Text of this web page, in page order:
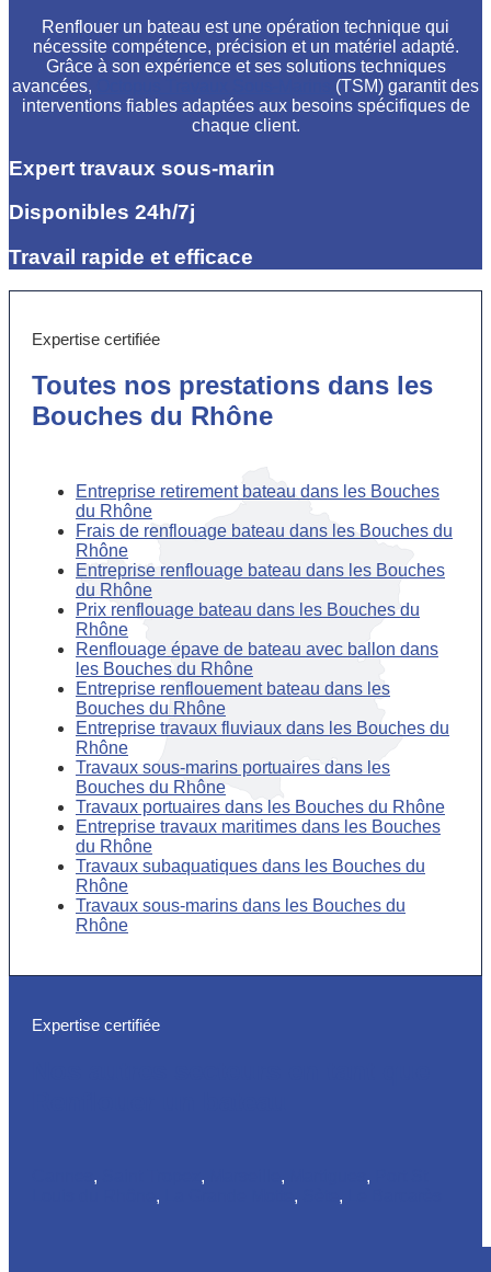
Renflouer un bateau est une opération technique qui
nécessite compétence, précision et un matériel adapté.
Grâce à son expérience et ses solutions techniques
avancées,
(TSM) garantit des
interventions fiables adaptées aux besoins spécifiques de
chaque client.
Expert travaux sous-marin
Disponibles 24h/7j
Travail rapide et efficace
Expertise certifiée
Toutes nos prestations dans les
Bouches du Rhône
Entreprise retirement bateau dans les Bouches
du Rhône
Frais de renflouage bateau dans les Bouches du
Rhône
Entreprise renflouage bateau dans les Bouches
du Rhône
Prix renflouage bateau dans les Bouches du
Rhône
Renflouage épave de bateau avec ballon dans
les Bouches du Rhône
Entreprise renflouement bateau dans les
Bouches du Rhône
Entreprise travaux fluviaux dans les Bouches du
Rhône
Travaux sous-marins portuaires dans les
Bouches du Rhône
Travaux portuaires dans les Bouches du Rhône
Entreprise travaux maritimes dans les Bouches
du Rhône
Travaux subaquatiques dans les Bouches du
Rhône
Travaux sous-marins dans les Bouches du
Rhône
Expertise certifiée
, , , ,
, , ,